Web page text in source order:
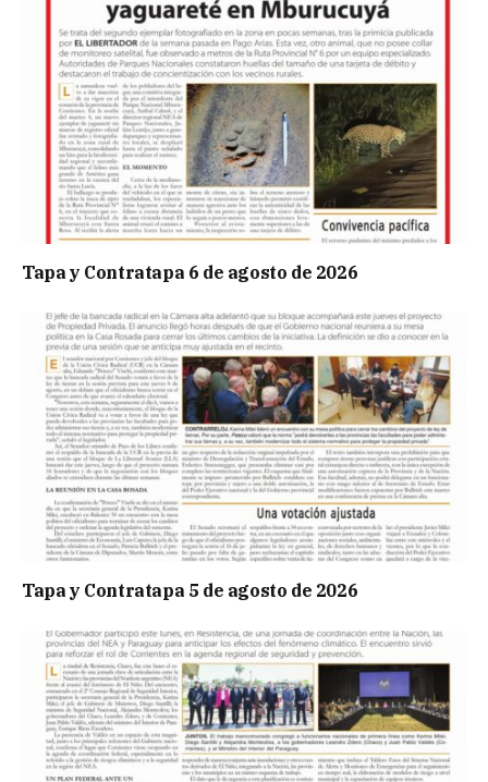
Tapa y Contratapa 6 de agosto de 2026
Tapa y Contratapa 5 de agosto de 2026